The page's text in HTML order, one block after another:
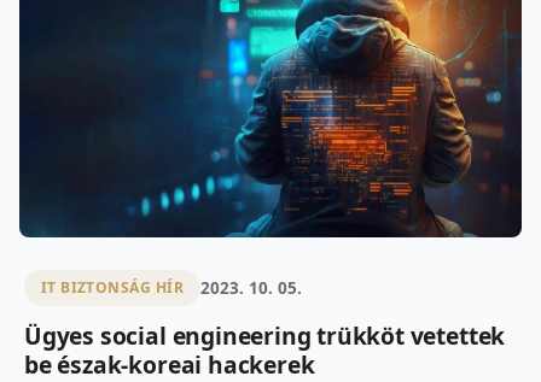
IT BIZTONSÁG HÍR 2023. 10. 05.
Ügyes social engineering trükköt vetettek
be észak-koreai hackerek